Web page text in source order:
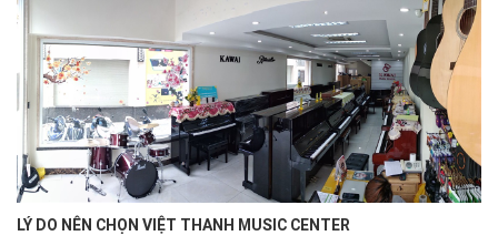
LÝ DO NÊN CHỌN VIỆT THANH MUSIC CENTER